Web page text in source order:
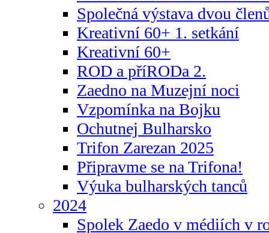
Společná výstava dvou
Kreativní 60+ 1. setkání
Kreativní 60+
ROD a příRODa 2.
Zaedno na Muzejní noci
Vzpomínka na Bojku
Ochutnej Bulharsko
Trifon Zarezan 2025
Připravme se na Trifona!
Výuka bulharských tanců
2024
Spolek Zaedo v médiích v